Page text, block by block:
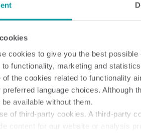
cookies to give you the best
functionality, marketing and
of the cookies related to functionality
language choices. Although
available without them.
of third-party cookies. A third-party
content for our website or analysis